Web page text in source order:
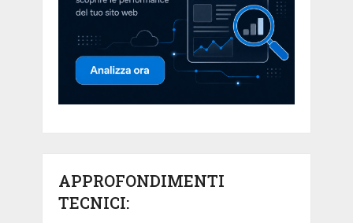
APPROFONDIMENTI
TECNICI: